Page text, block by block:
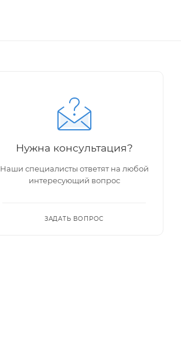
Нужна консультация?
Наши специалисты ответят на любой
интересующий вопрос
ЗАДАТЬ ВОПРОС